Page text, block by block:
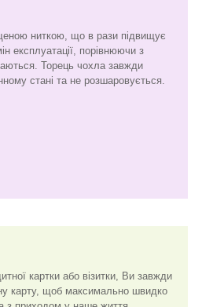
ниткою, що в рази підвищує
експлуатації, порівнюючи з
Торець чохла завжди
стані та не розшаровується.
картки або візитки, Ви завжди
карту, щоб максимально швидко